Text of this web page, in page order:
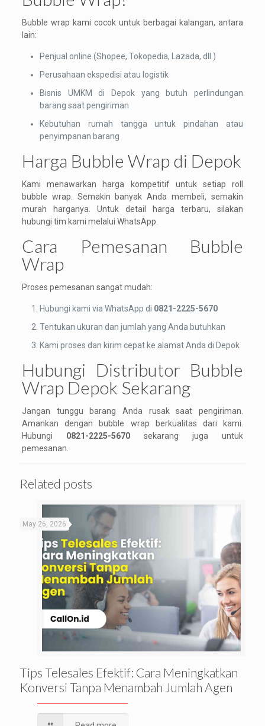
Bubble wrap kami cocok untuk berbagai kalangan, antara
lain:
Penjual online (Shopee, Tokopedia, Lazada, dll.)
Perusahaan ekspedisi atau logistik
Bisnis UMKM di Depok yang butuh perlindungan
barang saat pengiriman
Kebutuhan rumah tangga untuk pindahan atau
penyimpanan barang
Harga Bubble Wrap di Depok
Kami menawarkan harga kompetitif untuk setiap roll
bubble wrap. Semakin banyak Anda membeli, semakin
murah harganya. Untuk detail harga terbaru, silakan
hubungi tim kami melalui WhatsApp.
Cara Pemesanan Bubble
Wrap
Proses pemesanan sangat mudah:
Hubungi kami via WhatsApp di 0821-2225-5670
Tentukan ukuran dan jumlah yang Anda butuhkan
Kami proses dan kirim cepat ke alamat Anda di Depok
Hubungi Distributor Bubble
Wrap Depok Sekarang
Jangan tunggu barang Anda rusak saat pengiriman.
Amankan dengan bubble wrap berkualitas dari kami.
Hubungi 0821-2225-5670sekarang juga untuk
pemesanan.
Related posts
May 26, 2026
Tips Telesales Efektif: Cara Meningkatkan
Konversi Tanpa Menambah Jumlah Agen